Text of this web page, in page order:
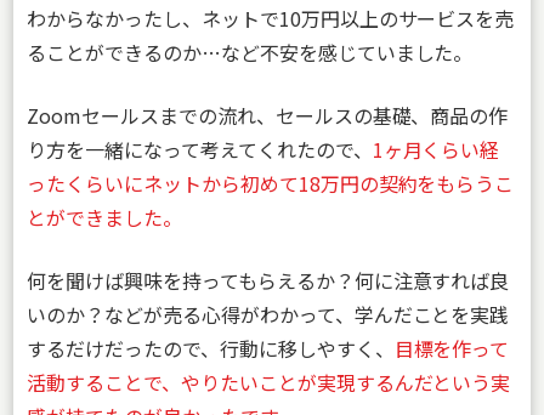
わからなかったし、ネットで10万円以上のサービスを売
ることができるのか…など不安を感じていました。
Zoomセールスまでの流れ、セールスの基礎、商品の作
り方を一緒になって考えてくれたので、 1ヶ月くらい経
ったくらいにネットから初めて18万円の契約をもらうこ
とができました。
何を聞けば興味を持ってもらえるか？何に注意すれば良
いのか？などが売る心得がわかって、学んだことを実践
するだけだったので、行動に移しやすく、 目標を作って
活動することで、やりたいことが実現するんだという実